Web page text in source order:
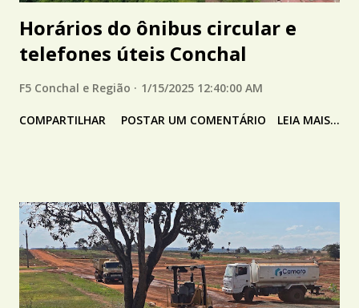
Horários do ônibus circular e
telefones úteis Conchal
F5 Conchal e Região 1/15/2025 12:40:00 AM
COMPARTILHAR POSTAR UM COMENTÁRIO LEIA MAIS...